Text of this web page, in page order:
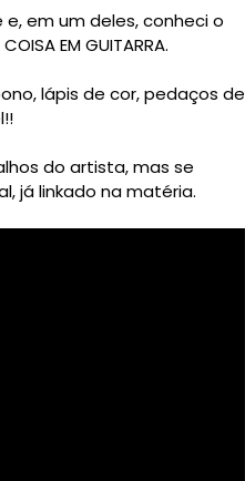
em um deles, conheci o
EM GUITARRA.
lápis de cor, pedaços de
do artista, mas se
já linkado na matéria.